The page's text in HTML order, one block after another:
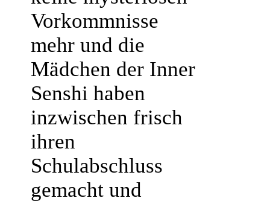
Vorkommnisse
mehr und die
Mädchen der Inner
Senshi haben
inzwischen frisch
ihren
Schulabschluss
gemacht und